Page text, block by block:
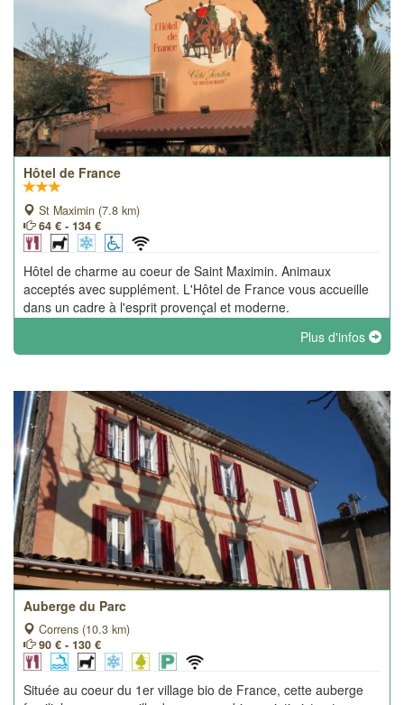
Hôtel de France
St Maximin (7.8 km)
64 € - 134 €
Hôtel de charme au coeur de Saint Maximin. Animaux
acceptés avec supplément. L'Hôtel de France vous accueille
dans un cadre à l'esprit provençal et moderne.
Plus d'infos
Auberge du Parc
Correns (10.3 km)
90 € - 130 €
Située au coeur du 1er village bio de France, cette auberge